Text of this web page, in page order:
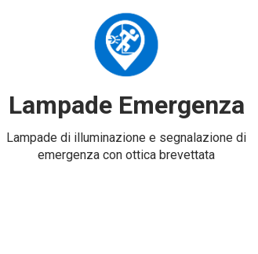
Lampade Emergenza
Lampade di illuminazione e segnalazione di
emergenza con ottica brevettata